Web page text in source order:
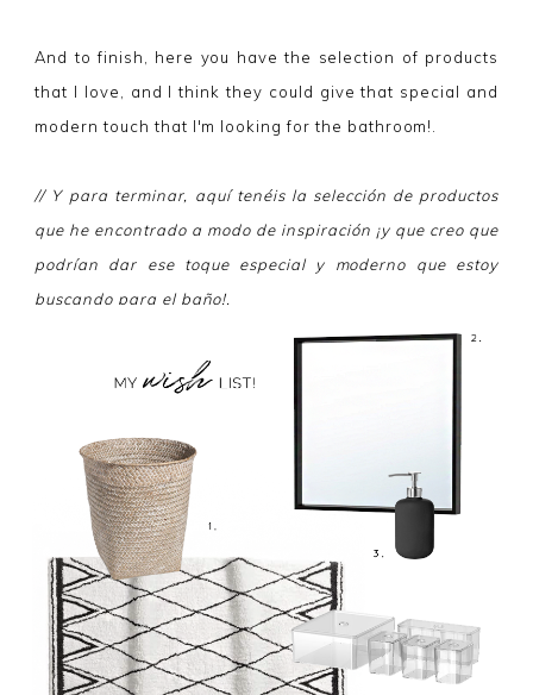
And to finish, here you have the selection of products
that I love, and I think they could give that special and
modern touch that I'm looking for the bathroom!.
// Y para terminar, aquí tenéis la selección de productos
que he encontrado a modo de inspiración ¡y que creo que
podrían dar ese toque especial y moderno que estoy
buscando para el baño!.